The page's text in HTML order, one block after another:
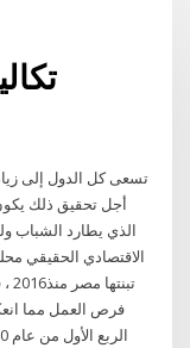
أجل تحقيق ذلك
الذي يطارد الشباب
الاقتصادي الحقيقي